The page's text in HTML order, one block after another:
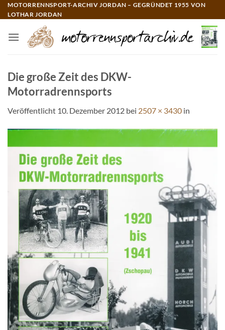
Zum
Inhalt
MOTORRENNSPORT-ARCHIV JORDAN – GEGRÜNDET 1955 VON
LOTHAR JORDAN
Die große Zeit des DKW-
Motorradrennsports
Veröffentlicht 10. Dezember 2012 bei 2507 × 3430 in